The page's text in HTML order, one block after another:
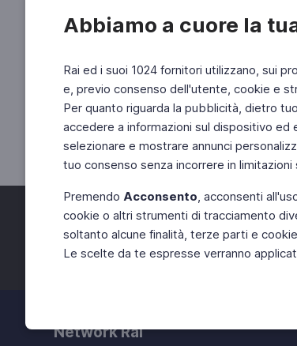
Abbiamo a cuore la
Rai ed i suoi 1024 fornitori utilizzano, sui
e, previo consenso dell'utente, cookie e
Per quanto riguarda la pubblicità, dietro
accedere a informazioni sul dispositivo ed
selezionare e mostrare annunci
tuo consenso senza incorrere in
Premendo Acconsento, acconsenti
cookie o altri strumenti di tracciamento
soltanto alcune finalità, terze parti e
Le scelte da te espresse verranno
Facebook Twitter